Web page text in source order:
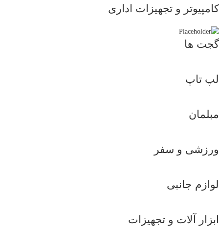
کامپیوتر و تجهیزات اداری
گجت ها
لپ تاپ
مبلمان
ورزشی و سفر
لوازم جانبی
ابزار آلات و تجهیزات